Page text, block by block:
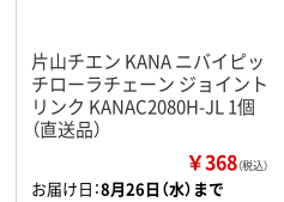
片山チエン KANA ニバイピッ
チローラチェーン ジョイント
リンク KANAC2080H-JL 1個
（直送品）
￥368（税込）
お届け日：8月26日（水）まで